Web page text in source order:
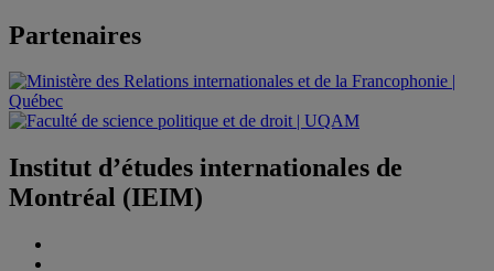
Partenaires
Institut d’études internationales de
Montréal (IEIM)